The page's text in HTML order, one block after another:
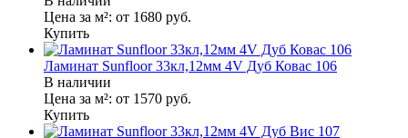
Цена за м²: от 1680 руб.
Купить
Ламинат Sunfloor 33кл,12мм 4V Дуб Ковас 106
В наличии
Цена за м²: от 1570 руб.
Купить